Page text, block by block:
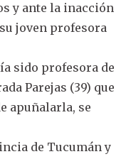
y ante la inacción
joven profesora
sido profesora de
Parejas (39) que
apuñalarla, se
de Tucumán y